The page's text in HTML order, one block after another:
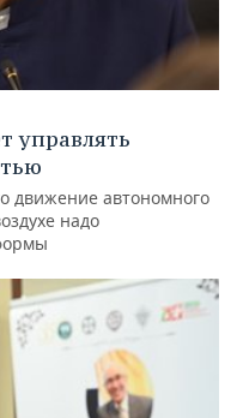
управлять
движение автономного
надо